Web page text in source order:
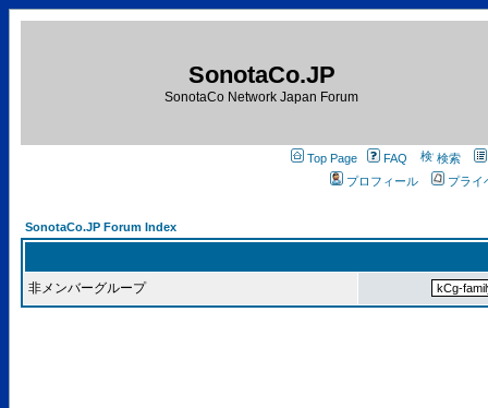
SonotaCo.JP
SonotaCo Network Japan Forum
Top Page FAQ
検索
プロフィール
プライ
SonotaCo.JP Forum Index
非メンバーグループ